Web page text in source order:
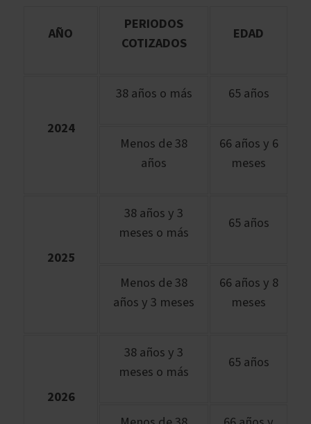
AÑO
PERIODOS
COTIZADOS
EDAD
2024
38 años o más 65 años
Menos de 38
años
66 años y 6
meses
2025
38 años y 3
meses o más
65 años
Menos de 38
años y 3 meses
66 años y 8
meses
2026
38 años y 3
meses o más
65 años